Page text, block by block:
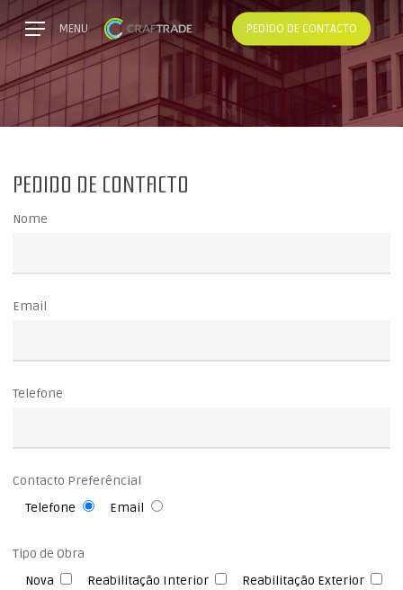
Skip
to
main
content
MENU PEDIDO DE CONTACTO
PEDIDO DE CONTACTO
Nome
Email
Telefone
Contacto Preferêncial
Telefone
Email
Tipo de Obra
Nova
Reabilitação Interior
Reabilitação Exterior
Menu